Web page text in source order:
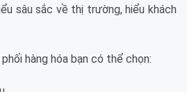
sâu sắc về thị trường, hiểu khách
hàng hóa bạn có thể chọn: